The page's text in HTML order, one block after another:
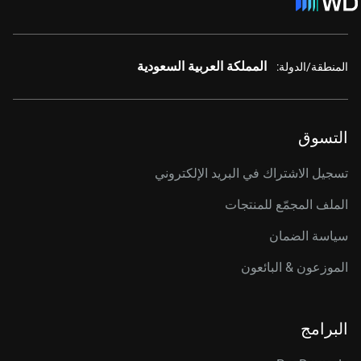
المنطقة/الدولة: المملكة العربية السعودية
التسوق
تسجيل الاشتراك في البريد الإلكتروني
الملف المجمّع للمنتجات
سياسة الضمان
الموزعون & البائعون
البرامج